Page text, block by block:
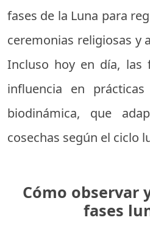
fases de la Luna para
ceremonias religiosas y
Incluso hoy en día, las
influencia en
biodinámica, que
cosechas según el ciclo
Cómo observar
fases